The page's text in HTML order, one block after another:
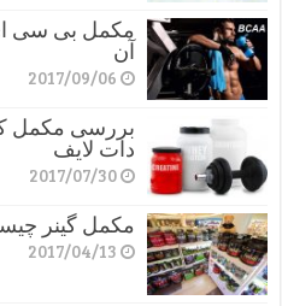
مکمل بی سی
آن
2017/09/06
بررسی مکمل
دات لایف
2017/07/30
مکمل گینر
2017/04/13